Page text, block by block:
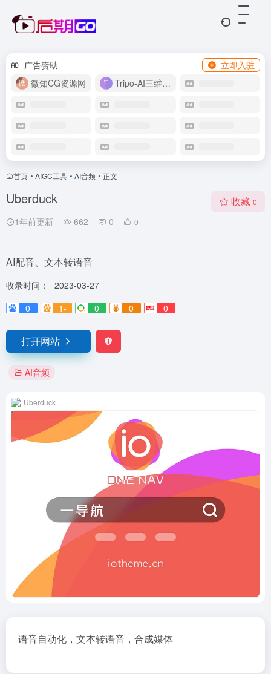
广告赞助
立即入驻
微知CG资源网
Tripo-AI三维模型
首页 • AIGC工具 • AI音频 • 正文
Uberduck
1年前更新 662 0 0
收藏 0
AI配音、文本转语音
收录时间：
2023-03-27
0
1- 0 0 0
打开网站
AI音频
Uberduck
语音自动化，文本转语音，合成媒体